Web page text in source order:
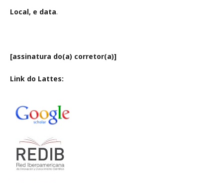
Local, e data.
[assinatura do(a) corretor(a)]
Link do Lattes: